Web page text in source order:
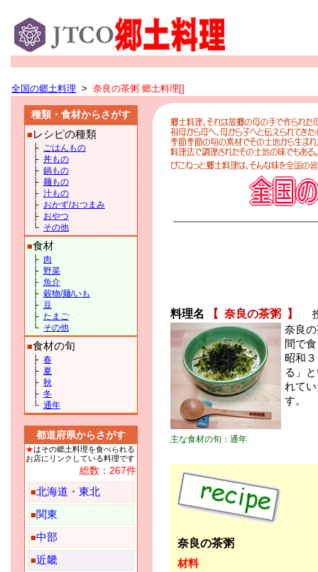
全国の郷土料理 > 奈良の茶粥 郷土料理[]
種類・食材からさがす
■ レシピの種類
├ ごはんもの
├ 丼もの
├ 鍋もの
├ 麺もの
├ 汁もの
├ おかず/おつまみ
├ おやつ
└ その他
■食材
├ 肉
├ 野菜
├ 魚介
├ 穀物/麺/いも
├ 豆
├ たまご
└ その他
■食材の旬
├ 春
├ 夏
├ 秋
├ 冬
└ 通年
都道府県からさがす
★はその郷土料理を食べられる
お店にリンクしている料理です
総数：267件
■北海道・東北
■関東
■中部
■近畿
料理名 【 奈良の茶粥 】
奈良
間で
昭和
る」
れて
す。
主な食材の旬：通年
奈良の茶粥
材料